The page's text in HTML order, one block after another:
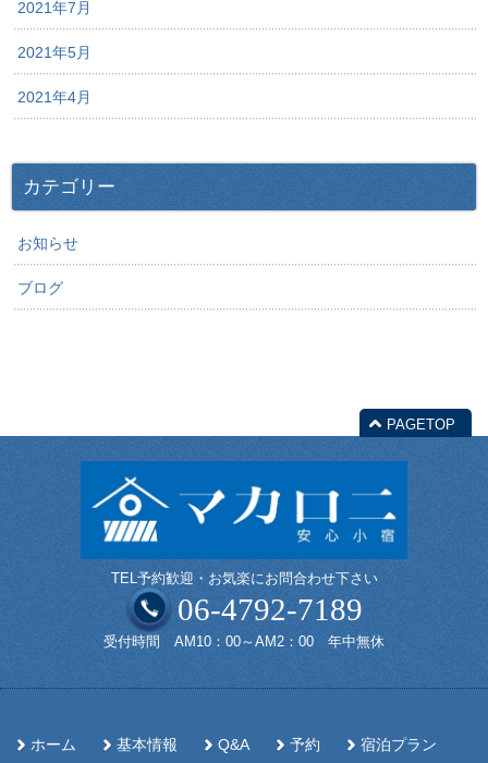
2021年7月
2021年5月
2021年4月
カテゴリー
お知らせ
ブログ
PAGETOP
TEL予約歓迎・お気楽にお問合わせ下さい
06-4792-7189
受付時間 AM10：00～AM2：00 年中無休
ホーム 基本情報 Q&A 予約 宿泊プラン